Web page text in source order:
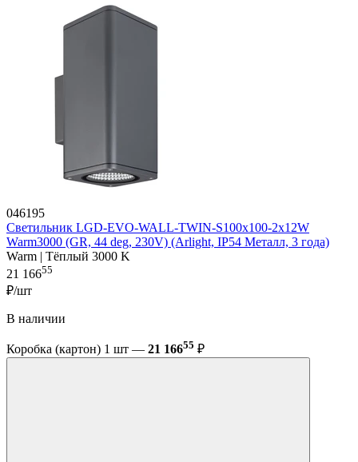
046195
Светильник LGD-EVO-WALL-TWIN-S100x100-2x12W
Warm3000 (GR, 44 deg, 230V) (Arlight, IP54 Металл, 3 года)
Warm | Тёплый 3000 K
21 16655
₽/шт
В наличии
Коробка (картон) 1 шт — 21 16655 ₽